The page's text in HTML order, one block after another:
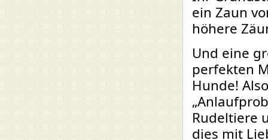
ein Zaun
höhere
Und eine
perfekten
Hunde!
Rudeltiere
dies mit